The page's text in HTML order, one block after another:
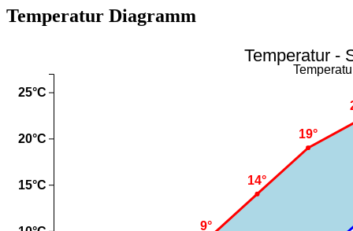
Temperatur Diagramm